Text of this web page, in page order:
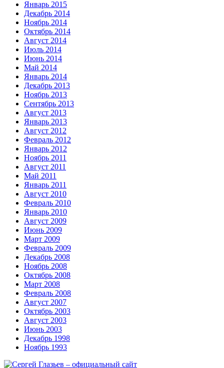
Январь 2015
Декабрь 2014
Ноябрь 2014
Октябрь 2014
Август 2014
Июль 2014
Июнь 2014
Май 2014
Январь 2014
Декабрь 2013
Ноябрь 2013
Сентябрь 2013
Август 2013
Январь 2013
Август 2012
Февраль 2012
Январь 2012
Ноябрь 2011
Август 2011
Май 2011
Январь 2011
Август 2010
Февраль 2010
Январь 2010
Август 2009
Июнь 2009
Март 2009
Февраль 2009
Декабрь 2008
Ноябрь 2008
Октябрь 2008
Март 2008
Февраль 2008
Август 2007
Октябрь 2003
Август 2003
Июнь 2003
Декабрь 1998
Ноябрь 1993